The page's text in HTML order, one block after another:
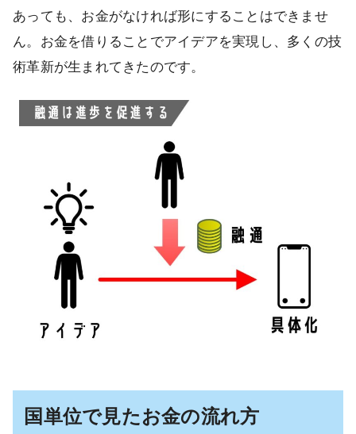
あっても、お金がなければ形にすることはできませ
ん。お金を借りることでアイデアを実現し、多くの技
術革新が生まれてきたのです。
国単位で見たお金の流れ方